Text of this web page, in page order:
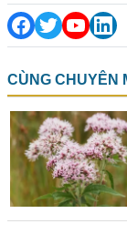
CÙNG CHUYÊN